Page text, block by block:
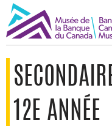
12E ANNÉE